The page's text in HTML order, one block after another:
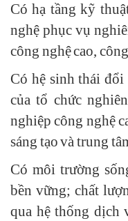
Có hạ tầng kỹ
nghệ phục vụ
công nghệ cao,
Có hệ sinh thái
của tổ chức
nghiệp công nghệ
sáng tạo và trung
Có môi trường
bền vững; chất
qua hệ thống dịch